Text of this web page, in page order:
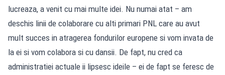
lucreaza, a venit cu mai multe idei. Nu numai atat – am
deschis linii de colaborare cu alti primari PNL care au avut
mult succes in atragerea fondurilor europene si vom invata de
la ei si vom colabora si cu dansii. De fapt, nu cred ca
administratiei actuale ii lipsesc ideile – ei de fapt se feresc de